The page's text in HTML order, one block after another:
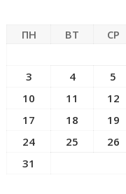
ПН ВТ СР
3
4 5
10
11 12
17
18 19
24
25 26
31